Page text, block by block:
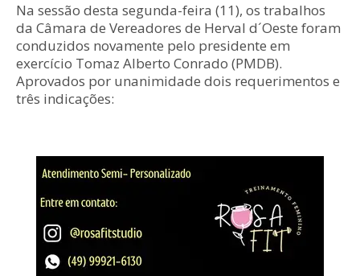
Na sessão desta segunda-feira (11), os trabalhos
da Câmara de Vereadores de Herval d´Oeste foram
conduzidos novamente pelo presidente em
exercício Tomaz Alberto Conrado (PMDB).
Aprovados por unanimidade dois requerimentos e
três indicações: